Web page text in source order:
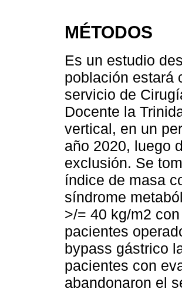
MÉTODOS
Es un estudio
población estará
servicio de
Docente la
vertical, en un
año 2020, luego
exclusión. Se
índice de masa
síndrome
>/= 40 kg/m2
pacientes
bypass gástrico
pacientes con
abandonaron el